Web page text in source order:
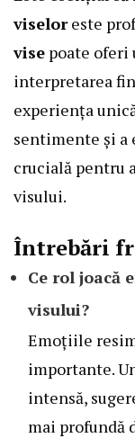
viseloreste
vise poate oferi
interpretarea
experiența
sentimente și a
crucială pentru
visului.
Întrebări
Ce rol joacă
visului?
Emoțiile
importante.
intensă,
mai profundă